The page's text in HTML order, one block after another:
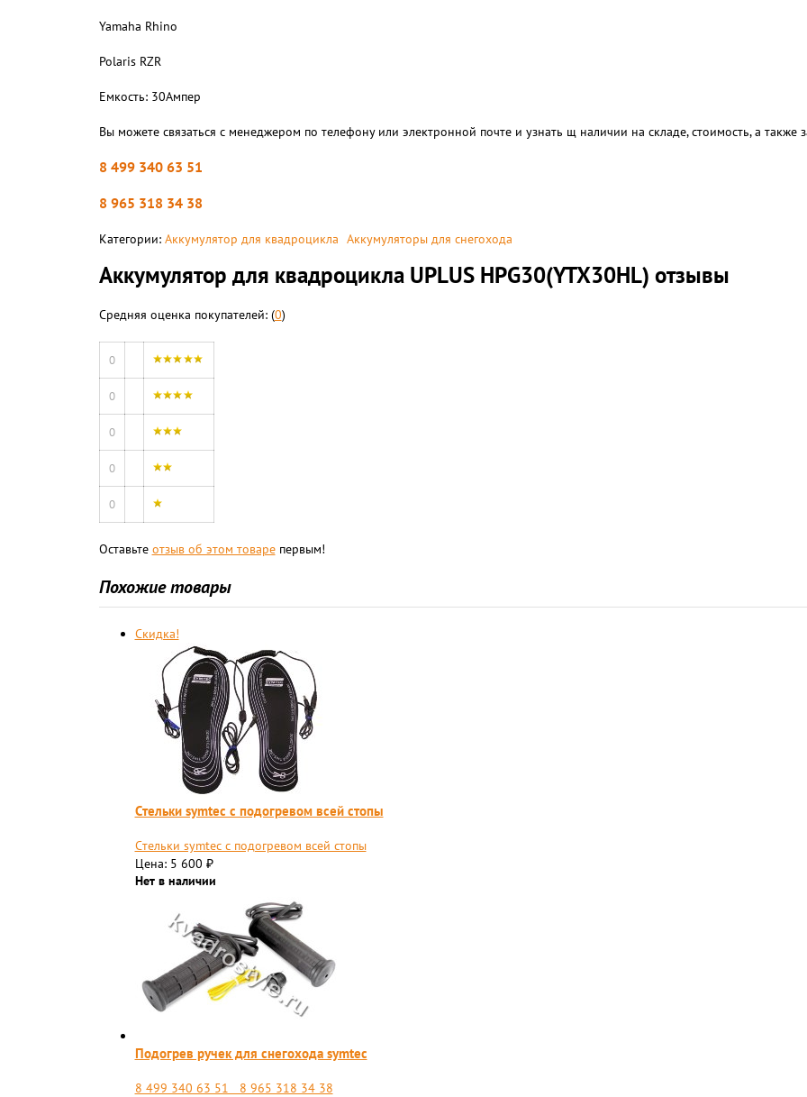
Yamaha Rhino
Polaris RZR
Емкость: 30Ампер
Вы можете связаться с менеджером по телефону или электронной почте и узнать щ наличии на складе, стоимость, а
8 499 340 63 51
8 965 318 34 38
Категории: Аккумулятор для квадроцикла Аккумуляторы для снегохода
Aккумулятор для квадроцикла UPLUS HPG30(YTX30HL) отзывы
Средняя оценка покупателей: (0)
0
0
0
0
0
Оставьте отзыв об этом товарепервым!
Похожие товары
Скидка!
Cтельки symtec с подогревом всей стопы
Cтельки symtec с подогревом всей стопы
Цена: 5 600 ₽
Нет в наличии
Подогрев ручек для снегохода symtec
8 499 340 63 51 8 965 318 34 38